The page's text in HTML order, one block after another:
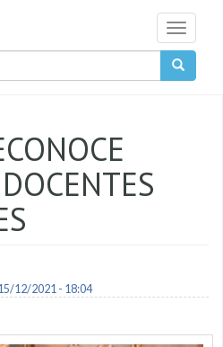
Toggle
12/2021 - 18:04